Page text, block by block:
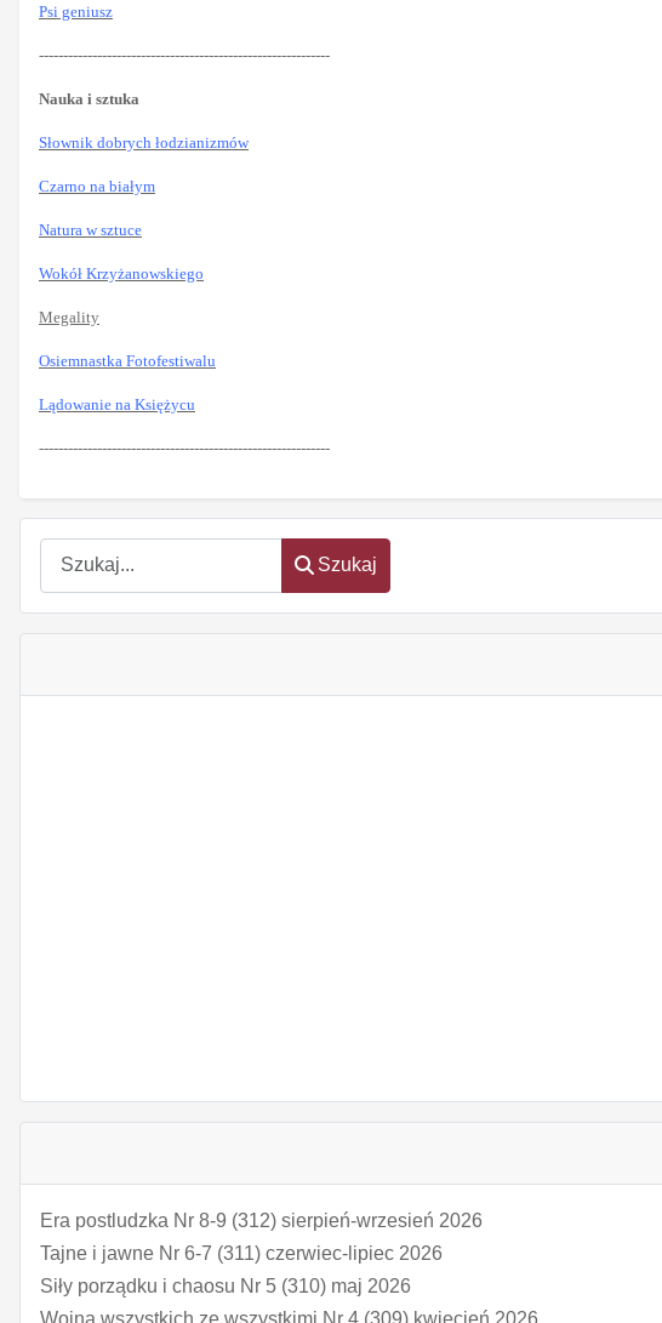
Szukaj
Szukaj
Era postludzka Nr 8-9 (312) sierpień-wrzesień 2026
Tajne i jawne Nr 6-7 (311) czerwiec-lipiec 2026
Siły porządku i chaosu Nr 5 (310) maj 2026
Wojna wszystkich ze wszystkimi Nr 4 (309) kwiecień 2026
Psi geniusz
------------------------------------------------------------
Nauka i sztuka
Słownik dobrych łodzianizmów
Czarno na białym
Natura w sztuce
Wokół Krzyżanowskiego
Megality
Osiemnastka Fotofestiwalu
Lądowanie na Księżycu
------------------------------------------------------------